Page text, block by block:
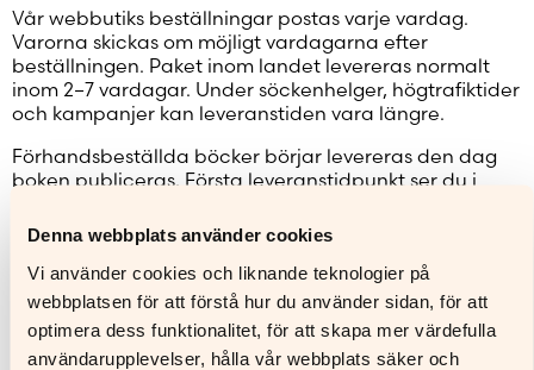
Denna webbplats använder cookies
Vi använder cookies och liknande teknologier på
webbplatsen för att förstå hur du använder sidan, för att
optimera dess funktionalitet, för att skapa mer värdefulla
användarupplevelser, hålla vår webbplats säker och
Vår webbutiks beställningar postas varje vardag.
Varorna skickas om möjligt vardagarna efter
beställningen. Paket inom landet levereras normalt
inom 2–7 vardagar. Under söckenhelger, högtrafiktider
och kampanjer kan leveranstiden vara längre.
Förhandsbeställda böcker börjar levereras den dag
boken publiceras. Första leveranstidpunkt ser du i
levereras vanligen inom 1–6 vardagar efter
publiceringsdagen.
Första leveranstidpunkt för böcker som väntar på ny
upplaga ser du i uppgifterna om varje bok. Böckerna
levereras vanligen inom 1–6 vardagar efter att de